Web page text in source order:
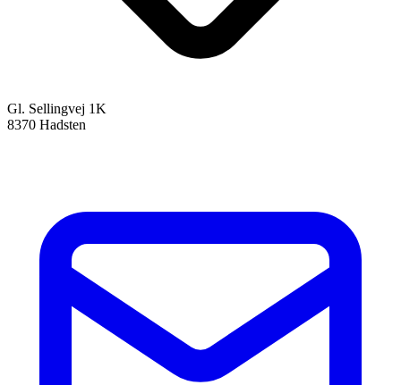
Gl. Sellingvej 1K
8370 Hadsten